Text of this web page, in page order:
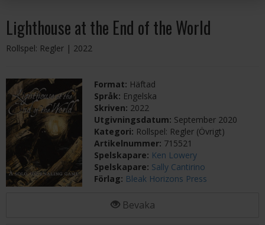
Lighthouse at the End of the World
Rollspel: Regler | 2022
Format: Häftad
Språk: Engelska
Skriven: 2022
Utgivningsdatum: September 2020
Kategori: Rollspel: Regler (Övrigt)
Artikelnummer: 715521
Spelskapare: Ken Lowery
Spelskapare: Sally Cantirino
Förlag: Bleak Horizons Press
Bevaka